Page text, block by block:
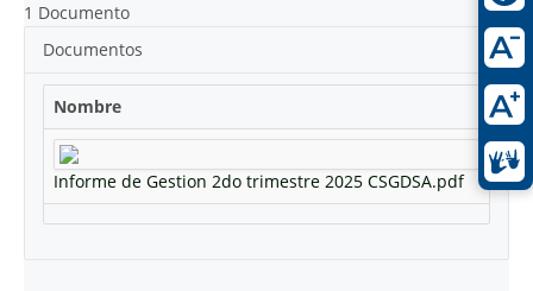
1 Documento
Documentos
Nombre
Informe de Gestion 2do trimestre 2025 CSGDSA.pdf